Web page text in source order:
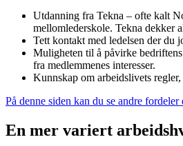
Utdanning fra Tekna – ofte kalt
mellomlederskole. Tekna dekker
Tett kontakt med ledelsen der du
Muligheten til å påvirke
fra medlemmenes interesser.
Kunnskap om arbeidslivets
På denne siden kan du se andre
En mer variert